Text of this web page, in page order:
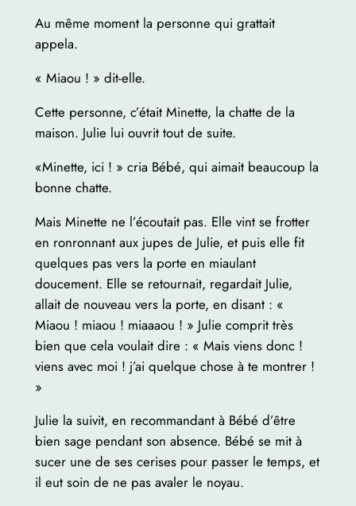
Au même moment la personne qui grattait
appela.
« Miaou ! » dit-elle.
Cette personne, c’était Minette, la chatte de la
maison. Julie lui ouvrit tout de suite.
«Minette, ici ! » cria Bébé, qui aimait beaucoup la
bonne chatte.
Mais Minette ne l’écoutait pas. Elle vint se frotter
en ronronnant aux jupes de Julie, et puis elle fit
quelques pas vers la porte en miaulant
doucement. Elle se retournait, regardait Julie,
allait de nouveau vers la porte, en disant : «
Miaou ! miaou ! miaaaou ! » Julie comprit très
bien que cela voulait dire : « Mais viens donc !
viens avec moi ! j’ai quelque chose à te montrer !
»
Julie la suivit, en recommandant à Bébé d’être
bien sage pendant son absence. Bébé se mit à
sucer une de ses cerises pour passer le temps, et
il eut soin de ne pas avaler le noyau.